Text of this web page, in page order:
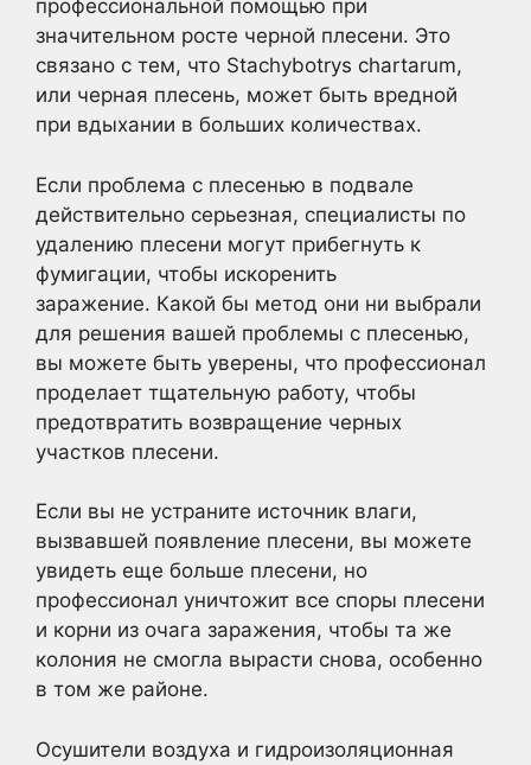
профессиональной помощью при
значительном росте черной плесени. Это
связано с тем, что Stachybotrys chartarum,
или черная плесень, может быть вредной
при вдыхании в больших количествах.
Если проблема с плесенью в подвале
действительно серьезная, специалисты по
удалению плесени могут прибегнуть к
фумигации, чтобы искоренить
заражение. Какой бы метод они ни выбрали
для решения вашей проблемы с плесенью,
вы можете быть уверены, что профессионал
проделает тщательную работу, чтобы
предотвратить возвращение черных
участков плесени.
Если вы не устраните источник влаги,
вызвавшей появление плесени, вы можете
увидеть еще больше плесени, но
профессионал уничтожит все споры плесени
и корни из очага заражения, чтобы та же
колония не смогла вырасти снова, особенно
в том же районе.
Осушители воздуха и гидроизоляционная